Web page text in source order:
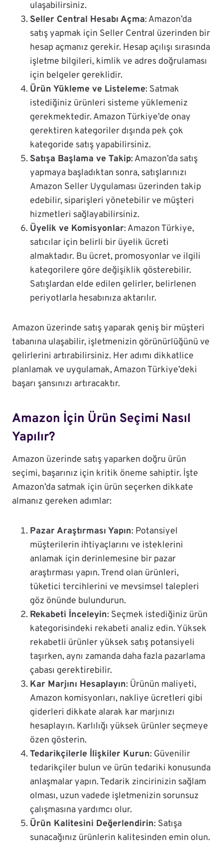
ulaşabilirsiniz.
Seller Central Hesabı Açma: Amazon’da
satış yapmak için Seller Central üzerinden bir
hesap açmanız gerekir. Hesap açılışı sırasında
işletme bilgileri, kimlik ve adres doğrulaması
için belgeler gereklidir.
Ürün Yükleme ve Listeleme: Satmak
istediğiniz ürünleri sisteme yüklemeniz
gerekmektedir. Amazon Türkiye’de onay
gerektiren kategoriler dışında pek çok
kategoride satış yapabilirsiniz.
Satışa Başlama ve Takip: Amazon’da satış
yapmaya başladıktan sonra, satışlarınızı
Amazon Seller Uygulaması üzerinden takip
edebilir, siparişleri yönetebilir ve müşteri
hizmetleri sağlayabilirsiniz.
Üyelik ve Komisyonlar: Amazon Türkiye,
satıcılar için belirli bir üyelik ücreti
almaktadır. Bu ücret, promosyonlar ve ilgili
kategorilere göre değişiklik gösterebilir.
Satışlardan elde edilen gelirler, belirlenen
periyotlarla hesabınıza aktarılır.
Amazon üzerinde satış yaparak geniş bir müşteri
tabanına ulaşabilir, işletmenizin görünürlüğünü ve
gelirlerini artırabilirsiniz. Her adımı dikkatlice
planlamak ve uygulamak, Amazon Türkiye’deki
başarı şansınızı artıracaktır.
Amazon İçin Ürün Seçimi Nasıl
Yapılır?
Amazon üzerinde satış yaparken doğru ürün
seçimi, başarınız için kritik öneme sahiptir. İşte
Amazon’da satmak için ürün seçerken dikkate
almanız gereken adımlar:
Pazar Araştırması Yapın: Potansiyel
müşterilerin ihtiyaçlarını ve isteklerini
anlamak için derinlemesine bir pazar
araştırması yapın. Trend olan ürünleri,
tüketici tercihlerini ve mevsimsel talepleri
göz önünde bulundurun.
Rekabeti İnceleyin: Seçmek istediğiniz ürün
kategorisindeki rekabeti analiz edin. Yüksek
rekabetli ürünler yüksek satış potansiyeli
taşırken, aynı zamanda daha fazla pazarlama
çabası gerektirebilir.
Kar Marjını Hesaplayın: Ürünün maliyeti,
Amazon komisyonları, nakliye ücretleri gibi
giderleri dikkate alarak kar marjınızı
hesaplayın. Karlılığı yüksek ürünler seçmeye
özen gösterin.
Tedarikçilerle İlişkiler Kurun: Güvenilir
tedarikçiler bulun ve ürün tedariki konusunda
anlaşmalar yapın. Tedarik zincirinizin sağlam
olması, uzun vadede işletmenizin sorunsuz
çalışmasına yardımcı olur.
Ürün Kalitesini Değerlendirin: Satışa
sunacağınız ürünlerin kalitesinden emin olun.